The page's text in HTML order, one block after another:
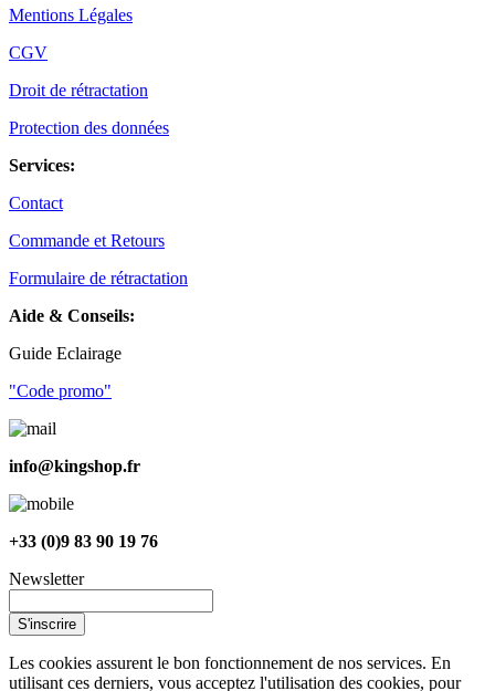
Mentions Légales
CGV
Droit de rétractation
Protection des données
Services:
Contact
Commande et Retours
Formulaire de rétractation
Aide & Conseils:
Guide Eclairage
"Code promo"
info@kingshop.fr
+33 (0)9 83 90 19 76
Newsletter
S'inscrire
Les cookies assurent le bon fonctionnement de nos services. En
utilisant ces derniers, vous acceptez l'utilisation des cookies, pour